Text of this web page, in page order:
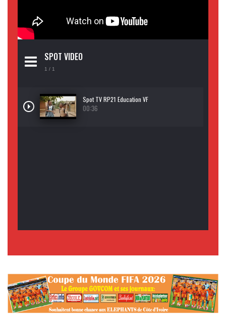
SPOT VIDEO
1 / 1
Spot TV RP21 Education VF
00:36